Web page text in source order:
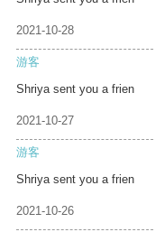
2021-10-28
游客
Shriya sent you a frien
2021-10-27
游客
Shriya sent you a frien
2021-10-26